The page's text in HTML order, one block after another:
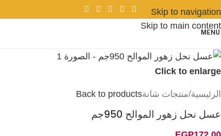
Skip to navigation
Skip to main content
MENU
Click to enlarge
الرئيسية/منتجات شانةBack to products
عسل نحل زهور الموالح 950جم